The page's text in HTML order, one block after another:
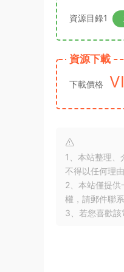
資源目錄1
資源下載
下載價格
1、本站整理
不得以任何理
2、本站僅提
權，請郵件聯
3、若您喜歡該